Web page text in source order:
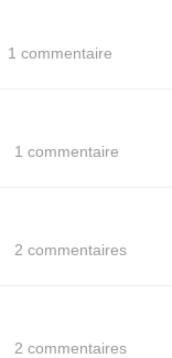
1 commentaire
1 commentaire
2 commentaires
2 commentaires